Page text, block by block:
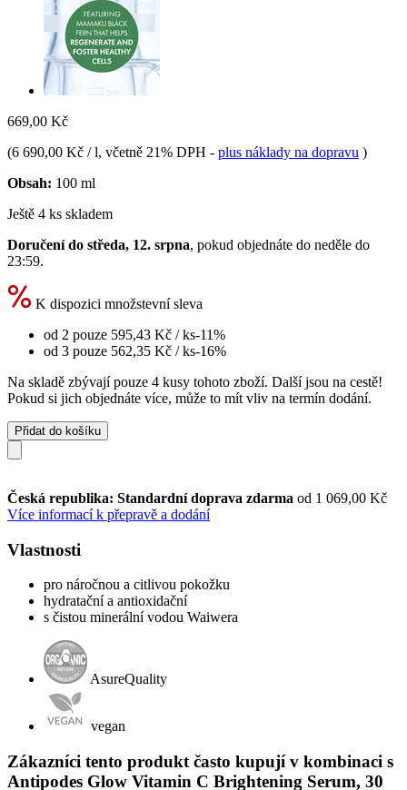
669,00 Kč
(6 690,00 Kč / l, včetně 21% DPH - plus náklady na dopravu )
Obsah: 100 ml
Ještě 4 ks skladem
Doručení do středa, 12. srpna, pokud objednáte do neděle do
23:59.
K dispozici množstevní sleva
od 2 pouze 595,43 Kč / ks-11%
od 3 pouze 562,35 Kč / ks-16%
Na skladě zbývají pouze 4 kusy tohoto zboží. Další jsou na cestě!
Pokud si jich objednáte více, může to mít vliv na termín dodání.
Přidat do košíku
Česká republika: Standardní doprava zdarma od 1 069,00 Kč
Více informací k přepravě a dodání
Vlastnosti
pro náročnou a citlivou pokožku
hydratační a antioxidační
s čistou minerální vodou Waiwera
AsureQuality
vegan
Zákazníci tento produkt často kupují v kombinaci s
Antipodes Glow Vitamin C Brightening Serum, 30